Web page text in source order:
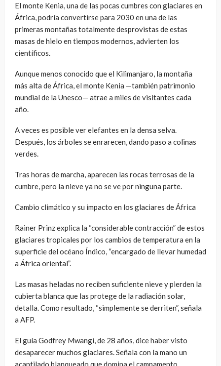
El monte Kenia, una de las pocas cumbres con glaciares en
África, podría convertirse para 2030 en una de las
primeras montañas totalmente desprovistas de estas
masas de hielo en tiempos modernos, advierten los
científicos.
Aunque menos conocido que el Kilimanjaro, la montaña
más alta de África, el monte Kenia —también patrimonio
mundial de la Unesco— atrae a miles de visitantes cada
año.
A veces es posible ver elefantes en la densa selva.
Después, los árboles se enrarecen, dando paso a colinas
verdes.
Tras horas de marcha, aparecen las rocas terrosas de la
cumbre, pero la nieve ya no se ve por ninguna parte.
Cambio climático y su impacto en los glaciares de África
Rainer Prinz explica la “considerable contracción” de estos
glaciares tropicales por los cambios de temperatura en la
superficie del océano Índico, “encargado de llevar humedad
a África oriental”.
Las masas heladas no reciben suficiente nieve y pierden la
cubierta blanca que las protege de la radiación solar,
detalla. Como resultado, “simplemente se derriten”, señala
a AFP.
El guía Godfrey Mwangi, de 28 años, dice haber visto
desaparecer muchos glaciares. Señala con la mano un
acantilado blanqueado que domina el campamento